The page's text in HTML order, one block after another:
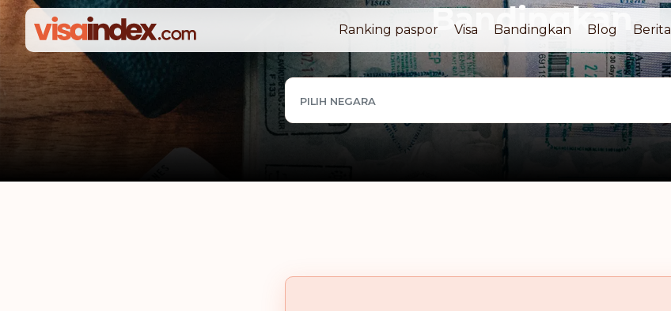
Ranking paspor Visa Bandingkan Blog Berita
Bandingkan
PILIH NEGARA